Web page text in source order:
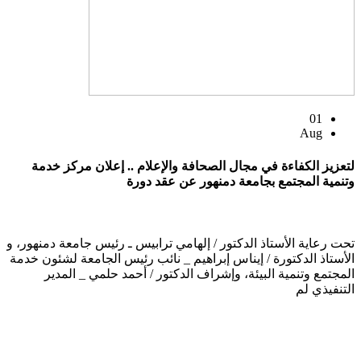
01
Aug
لتعزيز الكفاءة في مجال الصحافة والإعلام .. إعلان مركز خدمة
وتنمية المجتمع بجامعة دمنهور عن عقد دورة
تحت رعاية الأستاذ الدكتور / إلهامي ترابيس ـ رئيس جامعة دمنهور، و
الأستاذ الدكتورة / إيناس إبراهيم _ نائب رئيس الجامعة لشئون خدمة
المجتمع وتنمية البيئة، وإشراف الدكتور / أحمد حلمي _ المدير
التنفيذي لم